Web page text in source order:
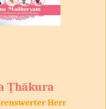
Ṭhākura
Herr